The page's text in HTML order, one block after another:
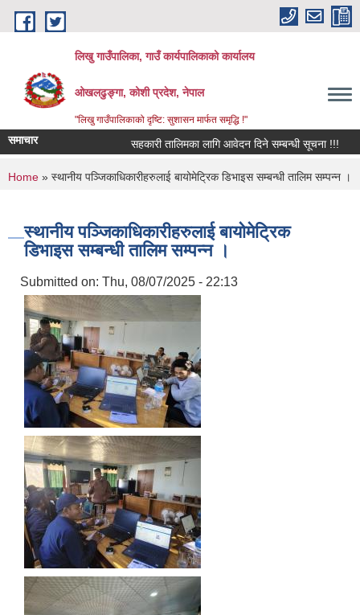
Skip to main content
लिखु गाउँपालिका, गाउँ कार्यपालिकाको कार्यालय
ओखलढुङ्गा, कोशी प्रदेश, नेपाल
"लिखु गाउँपालिकाको दृष्टि: सुशासन मार्फत समृद्धि !"
समाचार सहकारी तालिमका लागि आवेदन दिने सम्बन्धी सूचना !!!
You are here
Home » स्थानीय पञ्जिकाधिकारीहरुलाई बायोमेट्रिक डिभाइस सम्बन्धी तालिम सम्पन्न ।
स्थानीय पञ्जिकाधिकारीहरुलाई बायोमेट्रिक
डिभाइस सम्बन्धी तालिम सम्पन्न ।
Submitted on: Thu, 08/07/2025 - 22:13